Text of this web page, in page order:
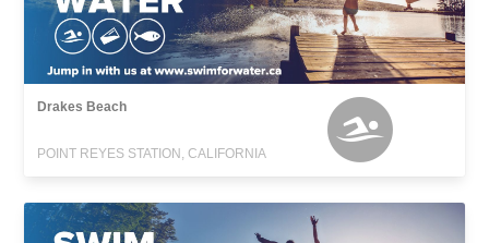
Drakes Beach
POINT REYES STATION, CALIFORNIA